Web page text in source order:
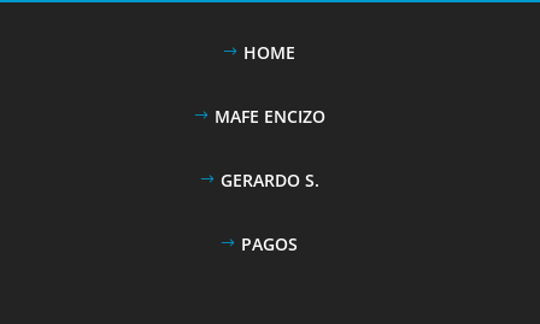
HOME
MAFE ENCIZO
GERARDO S.
PAGOS